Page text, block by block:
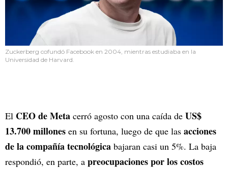
Zuckerberg cofundó Facebook en 2004, mientras estudiaba en la
Universidad de Harvard.
El CEO de Meta cerró agosto con una caída de US$
13.700 millones en su fortuna, luego de que las acciones
de la compañía tecnológica bajaran casi un 5%. La baja
respondió, en parte, a preocupaciones por los costos